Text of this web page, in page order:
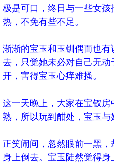
极是可口，终日与一些女
热，不免有些不足。
渐渐的宝玉和玉钏偶而也
去，只觉她未必对自己无
开，害得宝玉心痒难搔。
这一天晚上，大家在宝钗
熟，所以玩到酣处，宝玉与
正笑闹间，忽然眼前一黑
身上倒去。宝玉陡然觉得